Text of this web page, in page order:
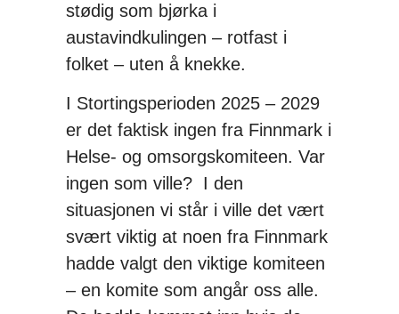
stødig som bjørka i
austavindkulingen – rotfast i
folket – uten å knekke.
I Stortingsperioden 2025 – 2029
er det faktisk ingen fra Finnmark i
Helse- og omsorgskomiteen. Var
ingen som ville? I den
situasjonen vi står i ville det vært
svært viktig at noen fra Finnmark
hadde valgt den viktige komiteen
– en komite som angår oss alle.